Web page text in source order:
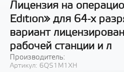
Лицензия на
Edition» для 64-х
вариант
рабочей станции и л
Производитель:
Артикул: 6QS1M1XH